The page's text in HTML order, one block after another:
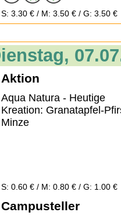
S: 3.30 € / M: 3.50 € / G: 3.50 €
Aktion
Aqua Natura - Heutige
Kreation: Granatapfel-
Minze
S: 0.60 € / M: 0.80 € / G: 1.00 €
Campusteller